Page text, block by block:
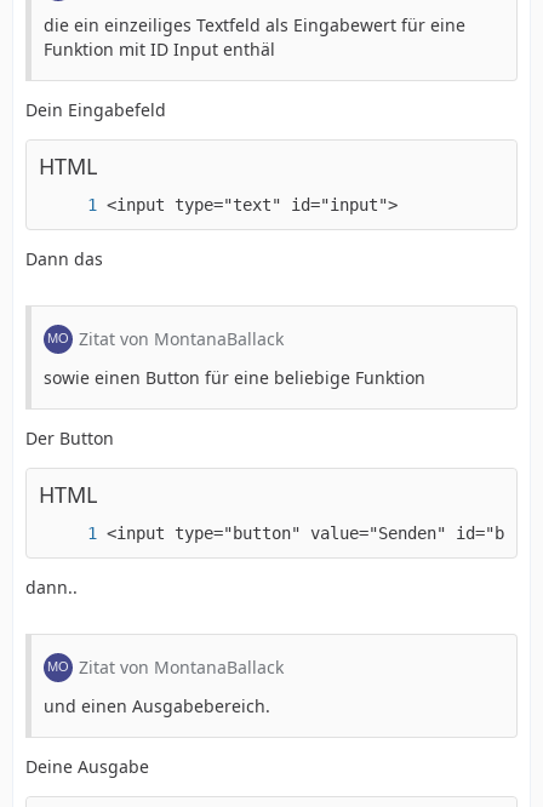
die ein einzeiliges Textfeld als Eingabewert für eine
Funktion mit ID Input enthäl
Dein Eingabefeld
HTML
<input type="text" id="input">
Dann das
Zitat von MontanaBallack
sowie einen Button für eine beliebige Funktion
Der Button
HTML
<input type="button" value="Senden" id="but">
dann..
Zitat von MontanaBallack
und einen Ausgabebereich.
Deine Ausgabe